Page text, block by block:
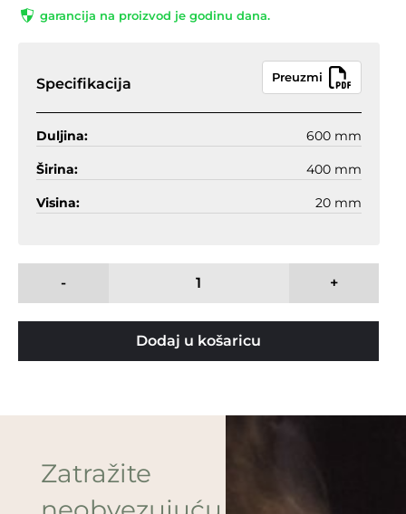
garancija na proizvod je godinu dana.
Specifikacija Preuzmi
Duljina: 600 mm
Širina: 400 mm
Visina: 20 mm
- +
Dodaj u košaricu
Zatražite